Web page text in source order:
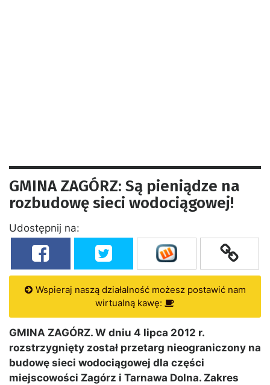
GMINA ZAGÓRZ: Są pieniądze na
rozbudowę sieci wodociągowej!
Udostępnij na:
Wspieraj naszą działalność możesz postawić nam
wirtualną kawę:
GMINA ZAGÓRZ. W dniu 4 lipca 2012 r.
rozstrzygnięty został przetarg nieograniczony na
budowę sieci wodociągowej dla części
miejscowości Zagórz i Tarnawa Dolna. Zakres